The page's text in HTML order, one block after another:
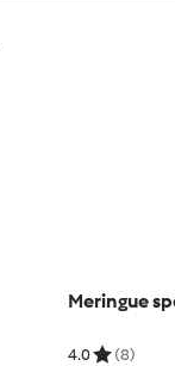
Meringue
4.0 (8)